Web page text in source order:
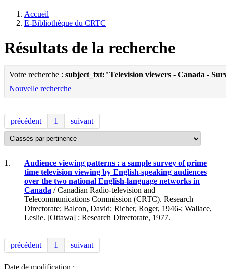
Accueil
E-Bibliothèque du CRTC
Résultats de la recherche
Votre recherche : subject_txt:"Television viewers - Canada -
Nouvelle recherche
précédent 1 suivant
1.
Audience viewing patterns : a sample survey of prime
time television viewing by English-speaking audiences
over the two national English-language networks in
Canada / Canadian Radio-television and
Telecommunications Commission (CRTC). Research
Directorate; Balcon, David; Richer, Roger, 1946-; Wallace,
Leslie. [Ottawa] : Research Directorate, 1977.
précédent 1 suivant
Date de modification :